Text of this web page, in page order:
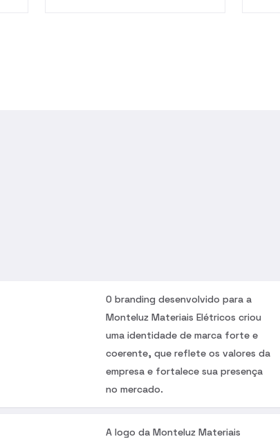
O branding desenvolvido para a
Monteluz Materiais Elétricos criou
uma identidade de marca forte e
coerente, que reflete os valores da
empresa e fortalece sua presença
no mercado.
A logo da Monteluz Materiais